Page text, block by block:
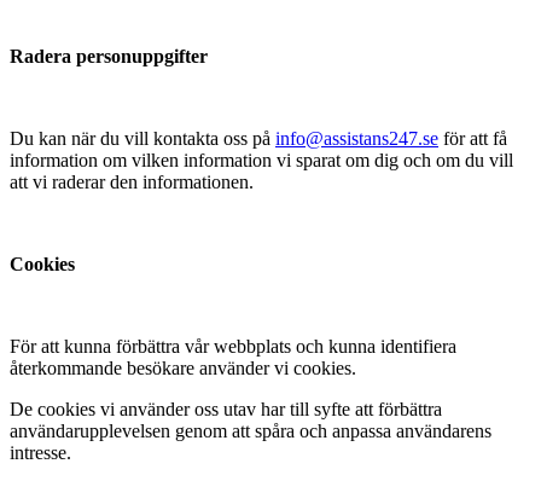
Radera personuppgifter
Du kan när du vill kontakta oss på info@assistans247.se för att få
information om vilken information vi sparat om dig och om du vill
att vi raderar den informationen.
Cookies
För att kunna förbättra vår webbplats och kunna identifiera
återkommande besökare använder vi cookies.
De cookies vi använder oss utav har till syfte att förbättra
användarupplevelsen genom att spåra och anpassa användarens
intresse.